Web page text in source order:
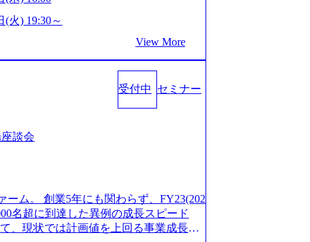
プールで様々なインダストリーやソリ
流工程、先端技術を学べる環境 【コン
置きながら、他領域にもチャレンジで
スキップもあり） ・週に1度のアサイン
検討してもらえる。結果、なりたいキ
らえる ・シンプレクスというテクノロ
視点からも協業しクライアントへ価値
を選べる ここ1年で社員数60名⇒100
も約170％アップ）と急成長中のファ
秀な上司の近くで働けるチャンスも多
ロジェクトによる自己成長機会が多
関わらず、外資系戦略コンサルティン
ームをはじめ、メーカー、ITベンチャ
象：小学校1年修了時の3月31日までの
分まで、始業・終業時刻の繰り上げ・
き5日まで取得でき、1時間単位で取得
富山事業所の近くに、白風寮と青風寮
方が入居可能です。 ＜入居基準＞ ・
無いため、条件を満たす方には住宅手
は、一般賃貸物件を従業員が契約し、
(火) 19:00～20:00 2026年8月13日(木) 1
会社説明会を実施予定です。 ● 求人名
ア(製造・生産工程の管理業務) ※主任
造装置の生産エンジニア(製造・生産工
グループはM&A業界のリー
ず幅広い案件に携わりながら自己成
M&Aや財務アドバイザリーなどの専門
が提供される 主担当成約で10件以上あ
の年収となる 内訳としては個人インセ
下を育成活躍させるためのナレッジシ
して動く組織風土がある 2026年8月18
務内容、実際の働き方について詳しく
で、幅広く業界の情報を集めたい 働く
歓迎です。お気軽にご参加ください。
ます。 是非、説明会にてお話できる
アンケート回答をお願いいたします。
(火) 19:30～
View More
受付中 セミナー
談会
ーム。 創業5年にも関わらず、FY23(202
名超に到達した異例の成長スピード
、現状では計画値を上回る事業成⻑を